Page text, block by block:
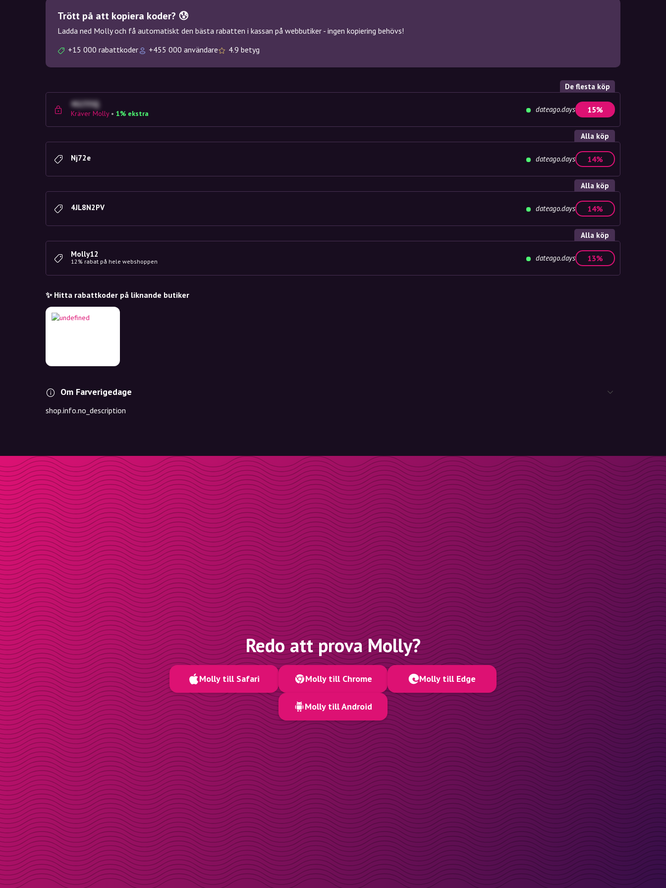
Trött på att kopiera koder? 😰
Ladda ned Molly och få automatiskt den bästa rabatten i kassan på webbutiker - ingen kopiering behövs!
+15 000 rabattkoder
+455 000 användare 4.9 betyg
De flesta köp
4G23SQ
Kräver Molly • 1% ekstra dateago.days 15%
Alla köp
Nj72e dateago.days 14%
Alla köp
4JL8N2PV dateago.days 14%
Alla köp
Molly12
12% rabat på hele webshoppen dateago.days 13%
✨ Hitta rabattkoder på liknande butiker
Om Farverigedage
shop.info.no_description
Redo att prova Molly?
Molly till Safari Molly till Chrome Molly till Edge
Molly till Android